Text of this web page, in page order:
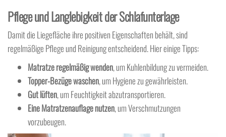
Pflege und Langlebigkeit der Schlafunterlage
Damit die Liegefläche ihre positiven Eigenschaften behält, sind
regelmäßige Pflege und Reinigung entscheidend. Hier einige Tipps:
Matratze regelmäßig wenden, um Kuhlenbildung zu vermeiden.
Topper-Bezüge waschen, um Hygiene zu gewährleisten.
Gut lüften, um Feuchtigkeit abzutransportieren.
Eine Matratzenauflage nutzen, um Verschmutzungen
vorzubeugen.